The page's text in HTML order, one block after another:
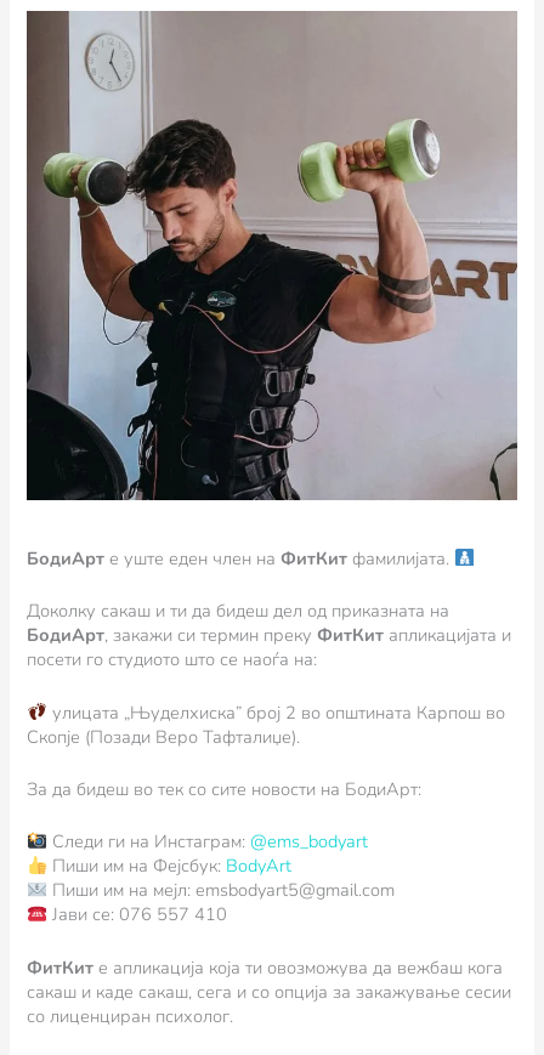
БодиАрт е уште еден член наФитКит фамилијата.
Доколку сакаш и ти да бидеш дел од приказната на
БодиАрт, закажи си термин прекуФитКит апликацијата и
посети го студиото што се наоѓа на:
улицата „Њуделхиска” број 2 во општината Карпош во
Скопје (Позади Веро Тафталиџе).
За да бидеш во тек со сите новости на БодиАрт:
Следи ги на Инстаграм: @ems_bodyart
Пиши им на Фејсбук: BodyArt
Пиши им на мејл: emsbodyart5@gmail.com
Јави се: 076 557 410
ФитКит e апликација која ти овозможува да вежбаш кога
сакаш и каде сакаш, сега и со опција за закажување сесии
со лиценциран психолог.